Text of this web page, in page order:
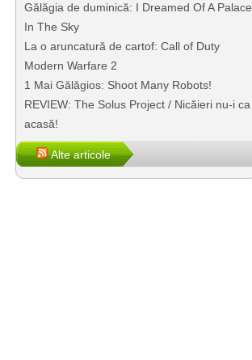
Gălăgia de duminică: I Dreamed Of A Palace
In The Sky
La o aruncatură de cartof: Call of Duty
Modern Warfare 2
1 Mai Gălăgios: Shoot Many Robots!
REVIEW: The Solus Project / Nicăieri nu-i ca
acasă!
Alte articole